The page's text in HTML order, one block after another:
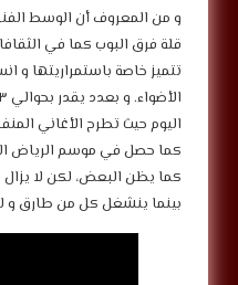
و من المعروف أن الوسط
قلة فرق البوب كما في
تتميز خاصة باستمراريتها و
اليوم حيث تطرح الأغاني
كما حصل في موسم الرياض
كما يظن البعض، لكن لا
بينما ينشغل كل من طارق و